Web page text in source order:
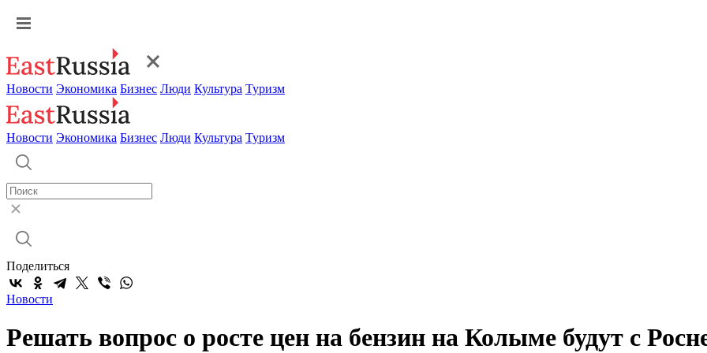
Новости Экономика Бизнес Люди Культура Туризм
Новости Экономика Бизнес Люди Культура Туризм
Поделиться
Новости
Решать вопрос о росте цен на бензин на Колыме будут с